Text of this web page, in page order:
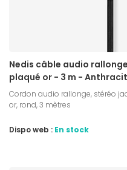
Nedis câble audio
plaqué or - 3 m -
Cordon audio rallonge, stéréo
or, rond, 3 mètres
Dispo web : En stock